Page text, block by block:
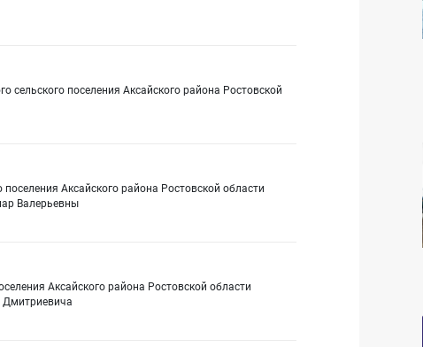
сельского поселения Аксайского района Ростовской
Аксайского района Ростовской области
Валерьевны
Аксайского района Ростовской области
Дмитриевича